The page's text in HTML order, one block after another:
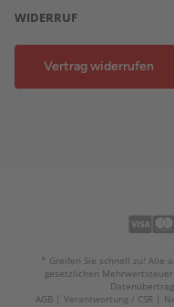
WIDERRUF
Vertrag widerrufen
* Greifen Sie schnell zu! Alle
gesetzlichen
AGB
Verantwortung / CSR